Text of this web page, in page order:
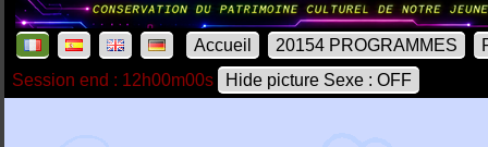
Accueil 20154 PROGRAMMES
Session end : 12h00m00s
Hide picture Sexe : OFF